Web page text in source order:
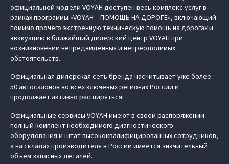
официальной модели VOYAH доступен весь комплекс услуг в
рамках программы «VOYAH – ПОМОЩЬ НА ДОРОГЕ», включающий
помимо прочего экстренную техническую помощь на дорогах и
эвакуацию в ближайший дилерский центр VOYAH при
возникновении непредвиденных и непреодолимых
обстоятельств.
Официальная дилерская сеть бренда насчитывает уже более
50 автосалонов во всех ключевых регионах России и
продолжает активно расширяться.
Официальные сервисы VOYAH имеют в своем распоряжении
полный комплект необходимого диагностического
оборудования и штат высококвалифицированных сотрудников,
а на складах производителя в России имеется значительный
объем запасных деталей.